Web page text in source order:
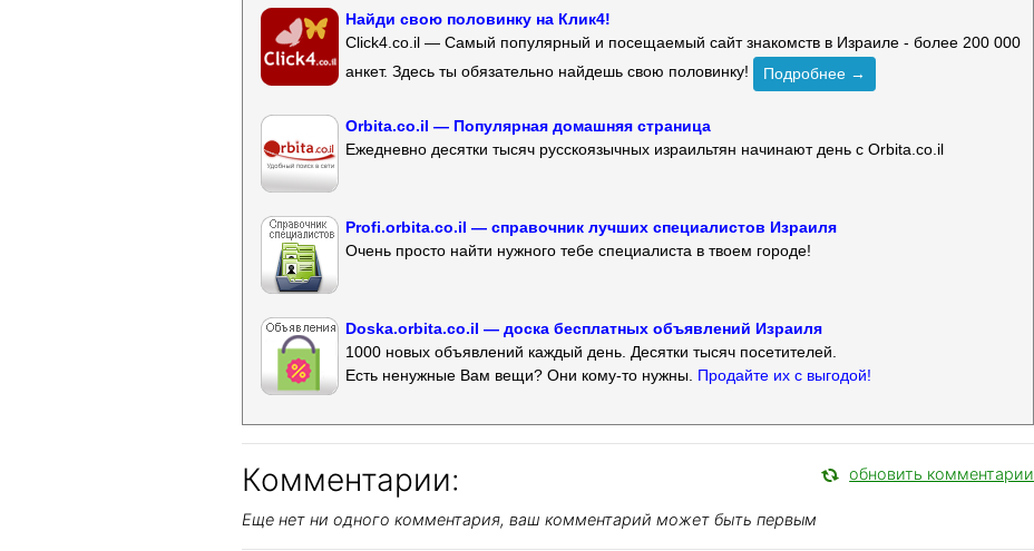
Найди свою половинку на Клик4!
Click4.co.il — Самый популярный и посещаемый сайт знакомств в Израиле - более 200 000
анкет. Здесь ты обязательно найдешь свою половинку!
Подробнее →
Orbita.co.il — Популярная домашняя страница
Ежедневно десятки тысяч русскоязычных израильтян начинают день с Orbita.co.il
Profi.orbita.co.il — справочник лучших специалистов Израиля
Очень просто найти нужного тебе специалиста в твоем городе!
Doska.orbita.co.il — доска бесплатных объявлений Израиля
1000 новых объявлений каждый день. Десятки тысяч посетителей.
Есть ненужные Вам вещи? Они кому-то нужны. Продайте их с выгодой!
Комментарии: обновить комментарии
Еще нет ни одного комментария, ваш комментарий может быть первым